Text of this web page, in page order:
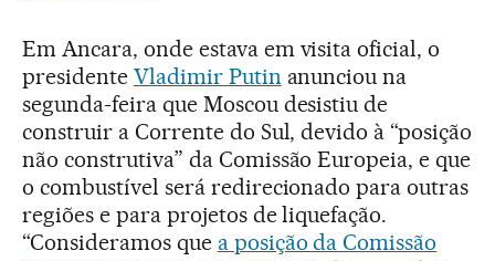
Em Ancara, onde estava em visita oficial, o
presidente Vladimir Putin anunciou na
segunda-feira que Moscou desistiu de
construir a Corrente do Sul, devido à “posição
não construtiva” da Comissão Europeia, e que
o combustível será redirecionado para outras
regiões e para projetos de liquefação.
“Consideramos que a posição da Comissão